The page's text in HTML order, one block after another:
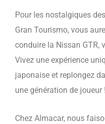
Pour les nostalgiques
Gran Tourismo, vous
conduire la Nissan GTR,
Vivez une expérience
japonaise et replongez
une génération de joueur !
Chez Almacar, nous